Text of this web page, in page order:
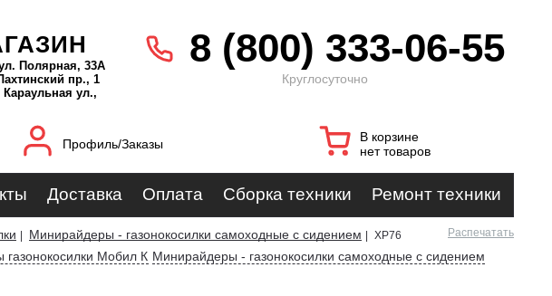
Полярная, 33А
пр., 1
ул.,
8 (800) 333-06-55
Круглосуточно
Профиль/Заказы
В корзине
нет товаров
Доставка Оплата Сборка техники Ремонт техники
Минирайдеры - газонокосилки самоходные с сидением XP76 Распечатать
Мобил К Минирайдеры - газонокосилки самоходные с сидением